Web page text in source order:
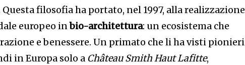
filosofia ha portato, nel 1997, alla realizzazione
europeo inbio-architettura: un ecosistema che
e benessere. Un primato che li ha visti pionieri
in Europa solo a Château Smith Haut Lafitte,